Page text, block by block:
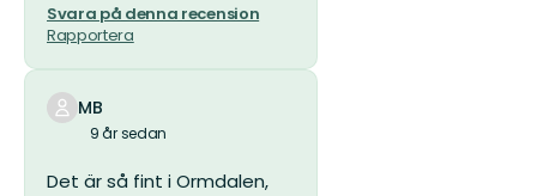
Svara på denna recension
Rapportera
MB
9 år sedan
Det är så fint i Ormdalen,